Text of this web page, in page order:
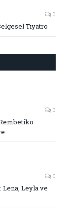
0
Tiyatro
0
0
Lena, Leyla ve